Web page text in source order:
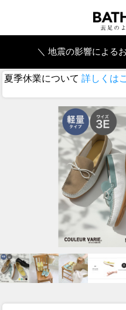
＼ 地震の影響による
夏季休業について 詳しくは